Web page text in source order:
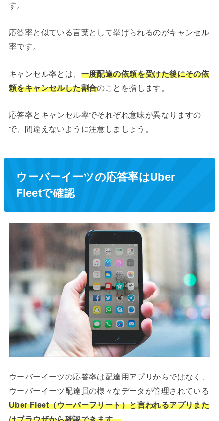
す。
応答率と似ている言葉として挙げられるのがキャンセル
率です。
キャンセル率とは、 一度配達の依頼を受けた後にその依
頼をキャンセルした割合のことを指します。
応答率とキャンセル率でそれぞれ意味が異なりますの
で、間違えないように注意しましょう。
ウーバーイーツの応答率はUber
Fleetで確認
ウーバーイーツの応答率は配達用アプリからではなく、
ウーバーイーツ配達員の様々なデータが管理されている
Uber Fleet（ウーバーフリート）と言われるアプリまた
はブラウザから確認できます。